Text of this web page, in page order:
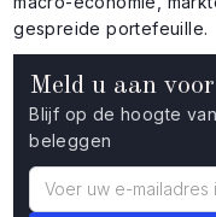
Meld u aan
Blijf op de hoogte
beleggen
gespreide portefeuille.